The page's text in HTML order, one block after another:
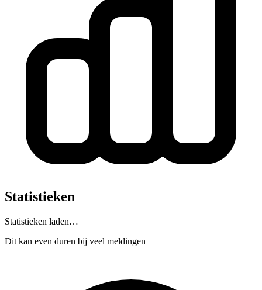
Statistieken
Statistieken laden…
Dit kan even duren bij veel meldingen